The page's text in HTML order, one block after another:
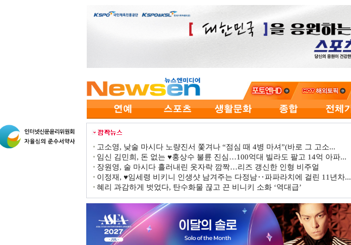
고소영, 낮술 마시다 노량진서 쫓겨나 “점심 때 4병 마셔”(바로 그 고소...
임신 김민희, 돈 없는 ♥홍상수 불륜 진심…100억대 빌라도 팔고 14억 아파...
장원영, 술 마시다 흘러내린 옷자락 깜짝…리즈 갱신한 인형 비주얼
이정재, ♥임세령 비키니 인생샷 남겨주는 다정남‥파파라치에 걸린 11년차...
혜리 과감하게 벗었다, 탄수화물 끊고 끈 비니키 소화 ‘역대급’